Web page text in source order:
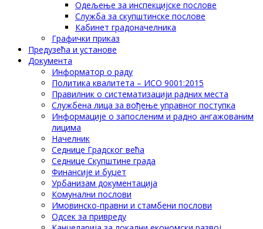
Одељење за инспекцијске послове
Служба за скупштинске послове
Кабинет градоначелника
Графички приказ
Предузећа и установе
Документа
Информатор о раду
Политика квалитета – ИСО 9001:2015
Правилник о систематизацији радних места
Службена лица за вођење управног поступка
Информације о запосленим и радно ангажованим
лицима
Начелник
Седнице Градског већа
Седнице Скупштине града
Финансије и буџет
Урбанизам документација
Комунални послови
Имовинско-правни и стамбени послови
Одсек за привреду